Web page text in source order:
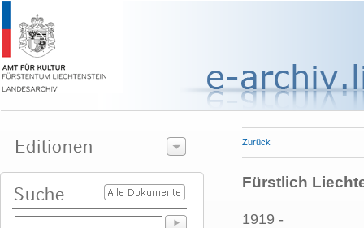
Zurück
Fürstlich
1919 -